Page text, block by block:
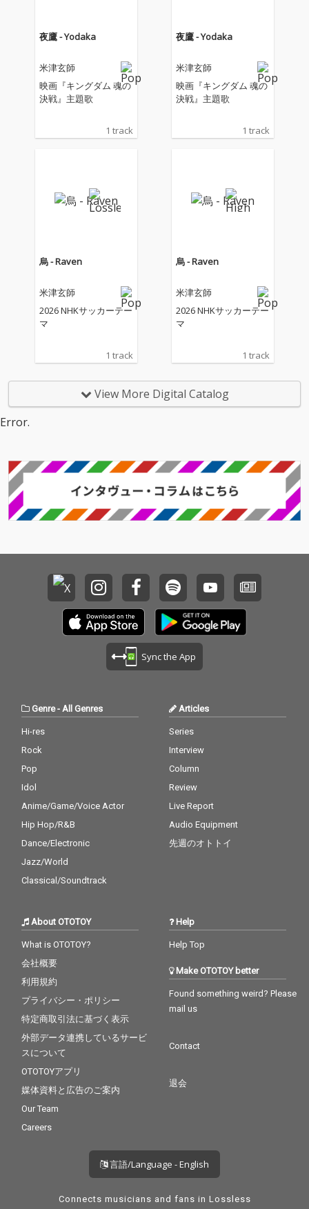
夜鷹 - Yodaka
米津玄師
映画『キングダム 魂の
決戦』主題歌
1 track
夜鷹 - Yodaka
米津玄師
映画『キングダム 魂の
決戦』主題歌
1 track
烏 - Raven
米津玄師
2026 NHKサッカーテー
マ
1 track
烏 - Raven
米津玄師
2026 NHKサッカーテー
マ
1 track
View More Digital Catalog
Error.
Sync the App
Genre- All Genres
Hi-res
Rock
Pop
Idol
Anime/Game/Voice Actor
Hip Hop/R&B
Dance/Electronic
Jazz/World
Classical/Soundtrack
Articles
Series
Interview
Column
Review
Live Report
Audio Equipment
先週のオトトイ
About OTOTOY
What is OTOTOY?
会社概要
利用規約
プライバシー・ポリシー
特定商取引法に基づく表示
外部データ連携しているサービ
スについて
OTOTOYアプリ
媒体資料と広告のご案内
Our Team
Careers
Help
Help Top
Make OTOTOY better
Found something weird? Please
mail us
Contact
退会
言語/Language - English
Connects musicians and fans in Lossless